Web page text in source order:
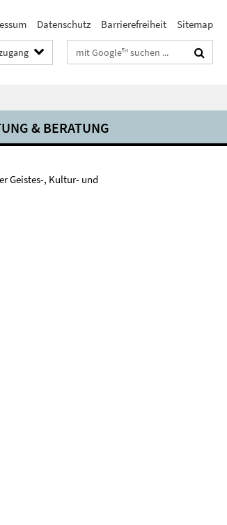
Datenschutz Barrierefreiheit Sitemap
Suchbegriffe
& BERATUNG
Geistes-, Kultur- und